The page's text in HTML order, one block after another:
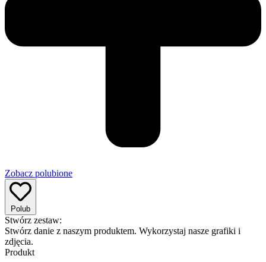
Zobacz polubione
Polub
Stwórz zestaw:
Stwórz danie z naszym produktem. Wykorzystaj nasze grafiki i
zdjęcia.
Produkt